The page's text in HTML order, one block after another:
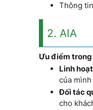
Thông
2. AIA
Ưu điểm
Linh
của
Đối tác
cho